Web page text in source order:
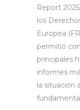
Report
los
Europea
permitió
principales
informes
la situación